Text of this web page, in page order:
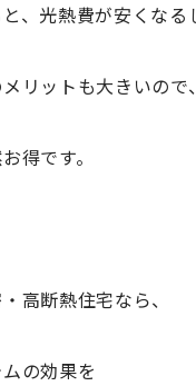
、光熱費が安くなる
リットも大きいので、
得です。
高断熱住宅なら、
の効果を